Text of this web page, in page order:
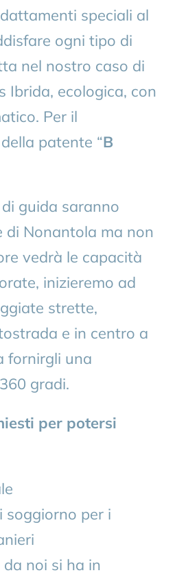
speciali al
ogni tipo di
nel nostro caso di
Ibrida, ecologica, con
Per il
patente “B
guida saranno
di Nonantola ma non
vedrà le capacità
inizieremo ad
strette,
e in centro a
fornirgli una
gradi.
per potersi
soggiorno per i
noi si ha in